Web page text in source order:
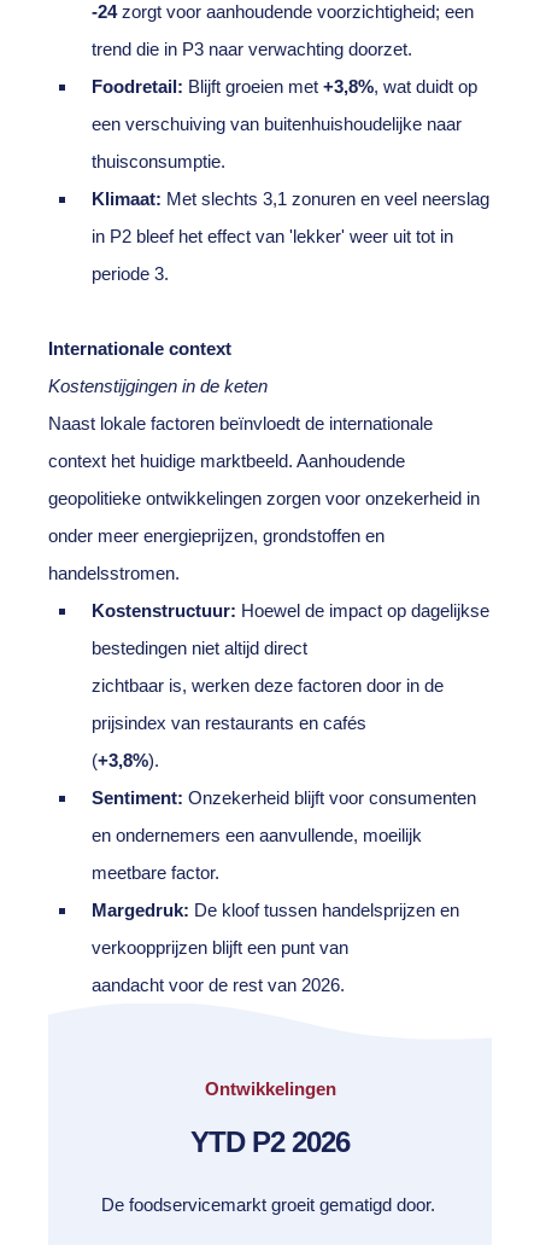
-24zorgt voor aanhoudende voorzichtigheid; een
trend die in P3 naar verwachting doorzet.
Foodretail: Blijft groeien met +3,8%, wat duidt op
een verschuiving van buitenhuishoudelijke naar
thuisconsumptie.
Klimaat: Met slechts 3,1 zonuren en veel neerslag
in P2 bleef het effect van 'lekker' weer uit tot in
periode 3.
Internationale context
Kostenstijgingen in de keten
Naast lokale factoren beïnvloedt de internationale
context het huidige marktbeeld. Aanhoudende
geopolitieke ontwikkelingen zorgen voor onzekerheid in
onder meer energieprijzen, grondstoffen en
handelsstromen.
Kostenstructuur: Hoewel de impact op dagelijkse
bestedingen niet altijd direct
zichtbaar is, werken deze factoren door in de
prijsindex van restaurants en cafés
(+3,8%).
Sentiment: Onzekerheid blijft voor consumenten
en ondernemers een aanvullende, moeilijk
meetbare factor.
Margedruk: De kloof tussen handelsprijzen en
verkoopprijzen blijft een punt van
aandacht voor de rest van 2026.
Ontwikkelingen
YTD P2 2026
De foodservicemarkt groeit gematigd door.